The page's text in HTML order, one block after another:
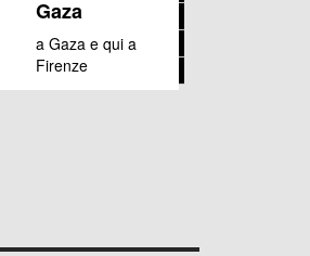
Gaza
a Gaza e qui a
Firenze